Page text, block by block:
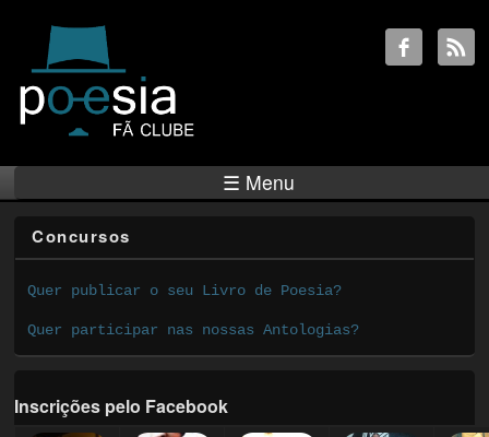
☰ Menu
Concursos
Quer publicar o seu Livro de Poesia?
Quer participar nas nossas Antologias?
Inscrições pelo Facebook